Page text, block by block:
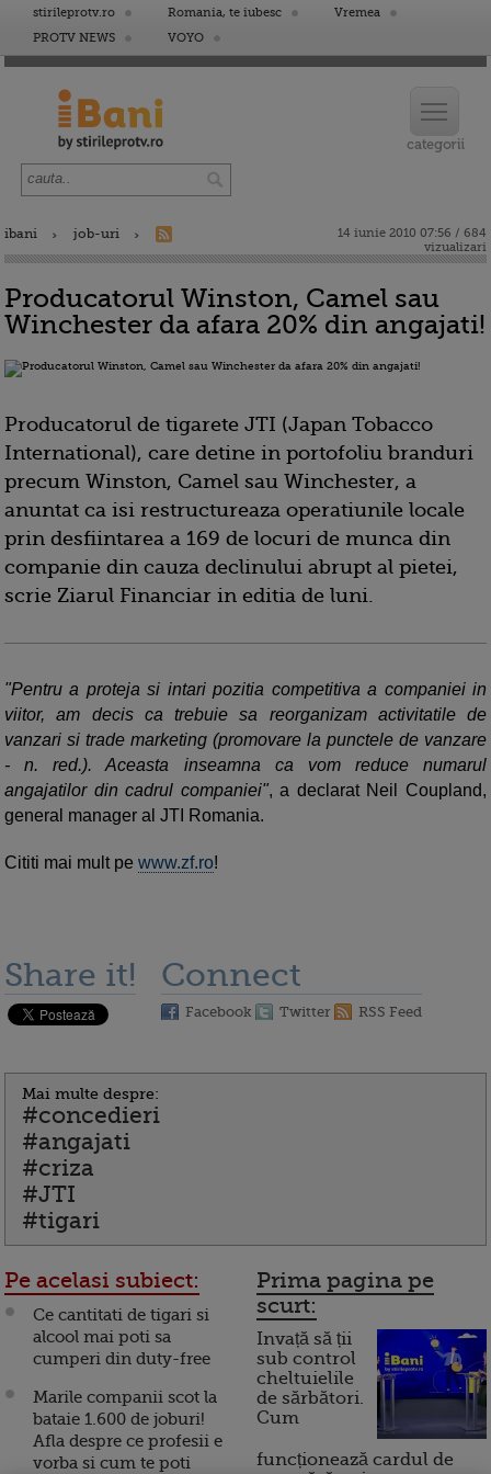
stirileprotv.ro Romania, te iubesc
Vremea
PROTV NEWS
VOYO
ibani job-uri
14 iunie 2010 07:56 / 684
vizualizari
Producatorul Winston, Camel sau
Winchester da afara 20% din angajati!
Producatorul de tigarete JTI (Japan Tobacco
International), care detine in portofoliu branduri
precum Winston, Camel sau Winchester, a
anuntat ca isi restructureaza operatiunile locale
prin desfiintarea a 169 de locuri de munca din
companie din cauza declinului abrupt al pietei,
scrie Ziarul Financiar in editia de luni.
"Pentru a proteja si intari pozitia competitiva a companiei in
viitor, am decis ca trebuie sa reorganizam activitatile de
vanzari si trade marketing (promovare la punctele de vanzare
- n. red.). Aceasta inseamna ca vom reduce numarul
angajatilor din cadrul companiei", a declarat Neil Coupland,
general manager al JTI Romania.
Cititi mai mult pe www.zf.ro!
Share it! Connect
Facebook Twitter RSS Feed
Mai multe despre:
#concedieri
#angajati
#criza
#JTI
#tigari
Pe acelasi subiect:
Ce cantitati de tigari si
alcool mai poti sa
cumperi din duty-free
Marile companii scot la
bataie 1.600 de joburi!
Afla despre ce profesii e
vorba si cum te poti
Prima pagina pe
scurt:
Invață să ții
sub control
cheltuielile
de sărbători.
Cum
funcționează cardul de